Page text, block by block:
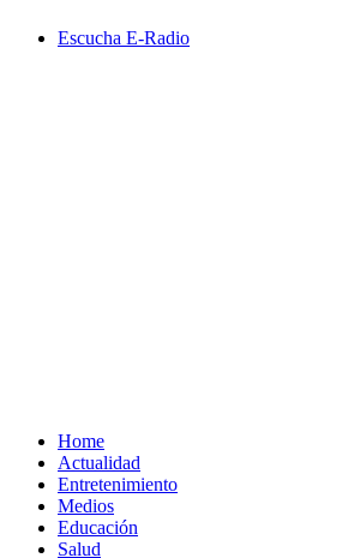
Escucha E-Radio
Home
Actualidad
Entretenimiento
Medios
Educación
Salud